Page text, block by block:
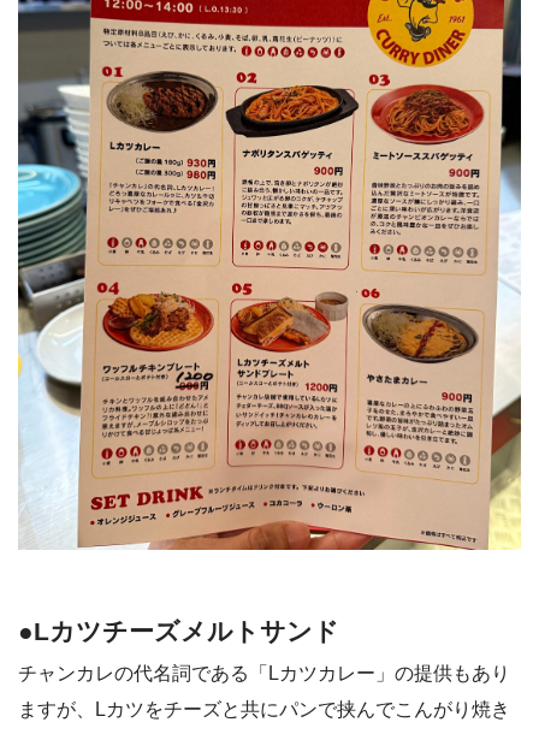
●Lカツチーズメルトサンド
チャンカレの代名詞である「Lカツカレー」の提供もあり
ますが、Lカツをチーズと共にパンで挟んでこんがり焼き